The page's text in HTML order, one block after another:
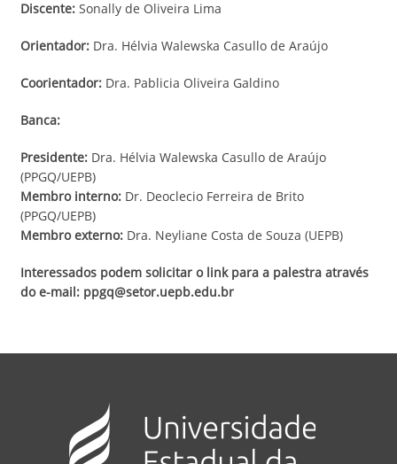
Discente: Sonally de Oliveira Lima
Orientador: Dra. Hélvia Walewska Casullo de Araújo
Coorientador: Dra. Pablicia Oliveira Galdino
Banca:
Presidente: Dra. Hélvia Walewska Casullo de Araújo
(PPGQ/UEPB)
Membro interno: Dr. Deoclecio Ferreira de Brito
(PPGQ/UEPB)
Membro externo: Dra. Neyliane Costa de Souza (UEPB)
Interessados podem solicitar o link para a palestra através
do e-mail: ppgq@setor.uepb.edu.br